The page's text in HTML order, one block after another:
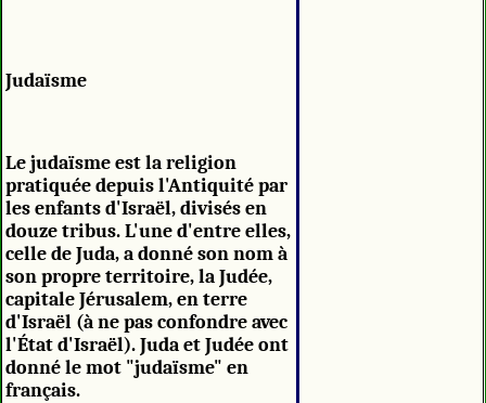
Judaïsme
Le judaïsme est la religion
pratiquée depuis l'Antiquité par
les enfants d'Israël, divisés en
douze tribus. L'une d'entre elles,
celle de Juda, a donné son nom à
son propre territoire, la Judée,
capitale Jérusalem, en terre
d'Israël (à ne pas confondre avec
l'État d'Israël). Juda et Judée ont
donné le mot "judaïsme" en
français.